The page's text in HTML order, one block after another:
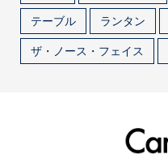
テーブル
ランタン
ザ・ノース・フェイス